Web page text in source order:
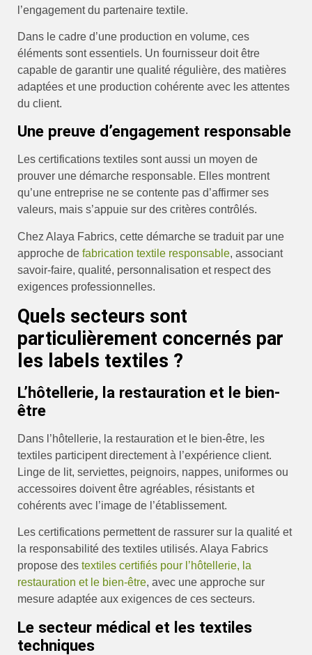
l’engagement du partenaire textile.
Dans le cadre d’une production en volume, ces
éléments sont essentiels. Un fournisseur doit être
capable de garantir une qualité régulière, des matières
adaptées et une production cohérente avec les attentes
du client.
Une preuve d’engagement responsable
Les certifications textiles sont aussi un moyen de
prouver une démarche responsable. Elles montrent
qu’une entreprise ne se contente pas d’affirmer ses
valeurs, mais s’appuie sur des critères contrôlés.
Chez Alaya Fabrics, cette démarche se traduit par une
approche de fabrication textile responsable, associant
savoir-faire, qualité, personnalisation et respect des
exigences professionnelles.
Quels secteurs sont
particulièrement concernés par
les labels textiles ?
L’hôtellerie, la restauration et le bien-
être
Dans l’hôtellerie, la restauration et le bien-être, les
textiles participent directement à l’expérience client.
Linge de lit, serviettes, peignoirs, nappes, uniformes ou
accessoires doivent être agréables, résistants et
cohérents avec l’image de l’établissement.
Les certifications permettent de rassurer sur la qualité et
la responsabilité des textiles utilisés. Alaya Fabrics
propose des textiles certifiés pour l’hôtellerie, la
restauration et le bien-être, avec une approche sur
mesure adaptée aux exigences de ces secteurs.
Le secteur médical et les textiles
techniques